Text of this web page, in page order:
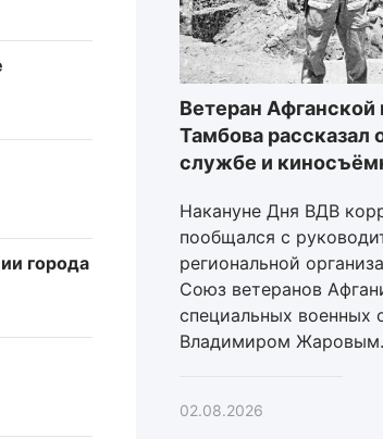
города
Ветеран Афганской
Тамбова рассказал
службе и
Накануне Дня ВДВ
пообщался с
региональной
Союз ветеранов
специальных военных
Владимиром Жаровым.
02.08.2026